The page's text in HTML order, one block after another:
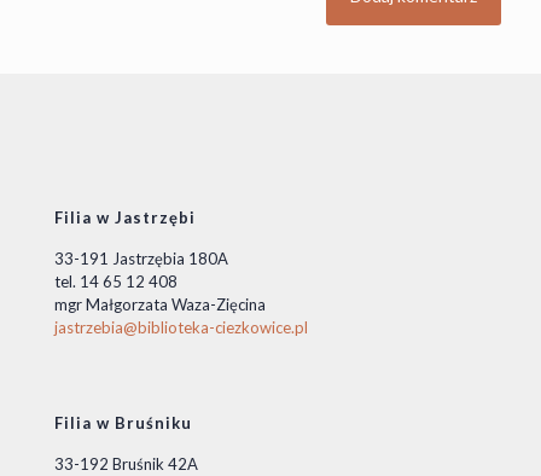
Filia w Jastrzębi
33-191 Jastrzębia 180A
tel. 14 65 12 408
mgr Małgorzata Waza-Zięcina
jastrzebia@biblioteka-ciezkowice.pl
Filia w Bruśniku
33-192 Bruśnik 42A